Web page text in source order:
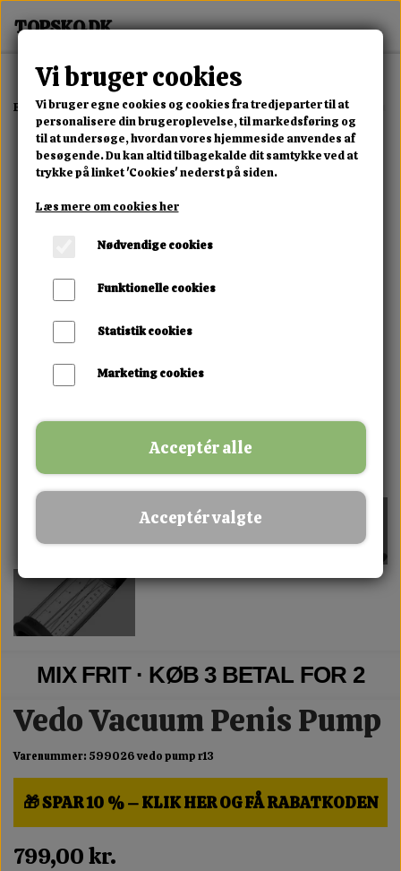
Forside Erotisk Kollektion Alle Produkter Vedo Vacuum Penis
MIX FRIT · KØB 3 BETAL FOR 2
Vedo Vacuum Penis Pump
Varenummer: 599026 vedo pump r13
🎁 SPAR 10 % – KLIK HER OG FÅ RABATKODEN
799,00 kr.
Vi bruger cookies
Vi bruger egne cookies og cookies fra tredjeparter til at
personalisere din brugeroplevelse, til markedsføring og
til at undersøge, hvordan vores hjemmeside anvendes af
besøgende. Du kan altid tilbagekalde dit samtykke ved at
trykke på linket 'Cookies' nederst på siden.
Læs mere om cookies her
Nødvendige cookies
Funktionelle cookies
Statistik cookies
Marketing cookies
Acceptér alle
Acceptér valgte